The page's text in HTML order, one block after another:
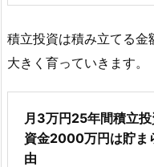
積立投資は積み立てる金
大きく育っていきます。
月3万円25年間積立
資金2000万円は貯ま
由